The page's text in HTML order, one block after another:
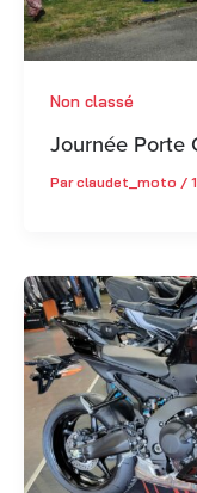
Non classé
Journée Porte
Parclaudet_moto /